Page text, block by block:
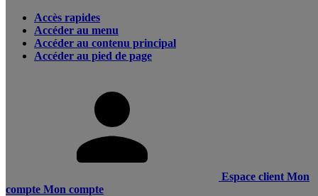
Accès rapides
Accéder au menu
Accéder au contenu principal
Accéder au pied de page
Espace client Mon
compte Mon compte